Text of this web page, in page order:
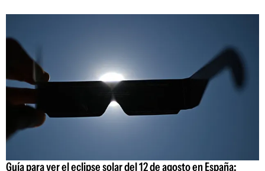
Guía para ver el eclipse solar del 12 de agosto en España: